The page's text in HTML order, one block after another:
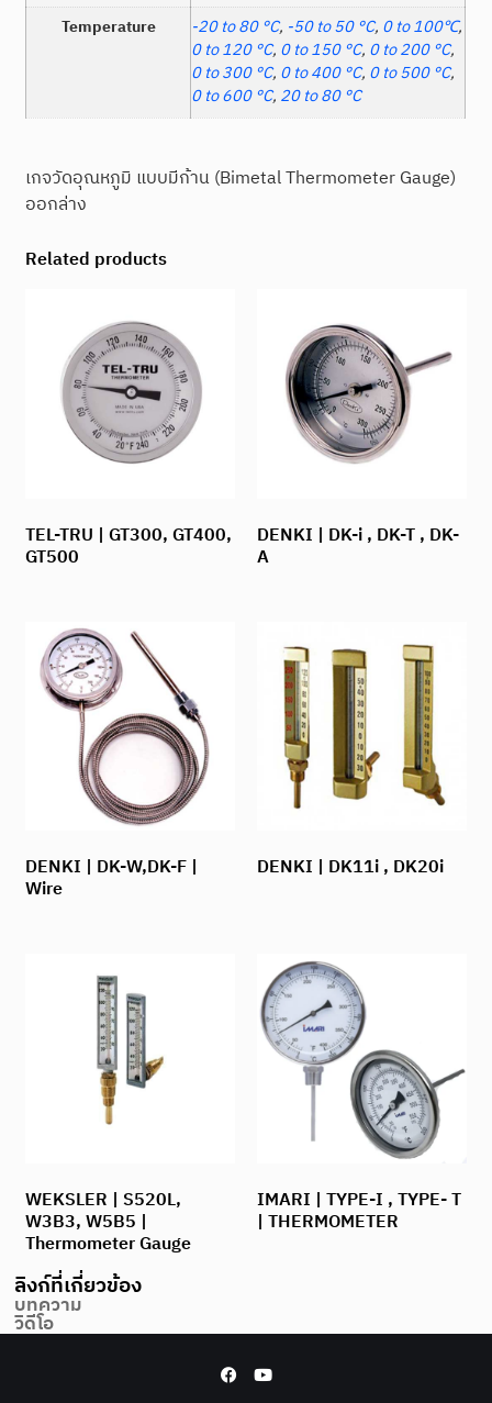
Temperature
-20 to 80 °C, -50 to 50 °C, 0 to 100℃,
0 to 120 °C, 0 to 150 °C, 0 to 200 °C,
0 to 300 °C, 0 to 400 °C, 0 to 500 °C,
0 to 600 °C, 20 to 80 °C
เกจวัดอุณหภูมิ แบบมีก้าน (Bimetal Thermometer Gauge)
ออกล่าง
Related products
TEL-TRU | GT300, GT400,
GT500
DENKI | DK-i , DK-T , DK-
A
DENKI | DK-W,DK-F |
Wire
DENKI | DK11i , DK20i
WEKSLER | S520L,
W3B3, W5B5 |
Thermometer Gauge
IMARI | TYPE-I , TYPE- T
| THERMOMETER
ลิงก์ที่เกี่ยวข้อง
บทความ
วิดีโอ